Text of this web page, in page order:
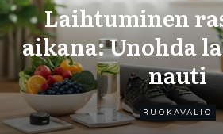
Laihtuminen
aikana: Unohda
nauti
RUOKAVALIO